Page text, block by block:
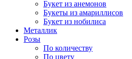
Букет из анемонов
Букеты из амариллисов
Букет из нобилиса
Металлик
Розы
По количеству
По цвету